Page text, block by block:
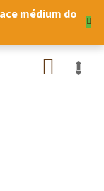
médium do